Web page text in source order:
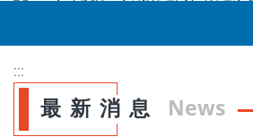
:::
最新消息 News